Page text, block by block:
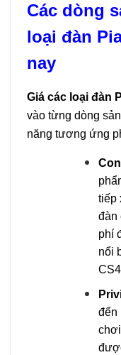
Các dòng
loại đàn
nay
Giá các loại đàn
vào từng dòng
năng tương ứng
tiếp
đàn
phí
nổi
đến